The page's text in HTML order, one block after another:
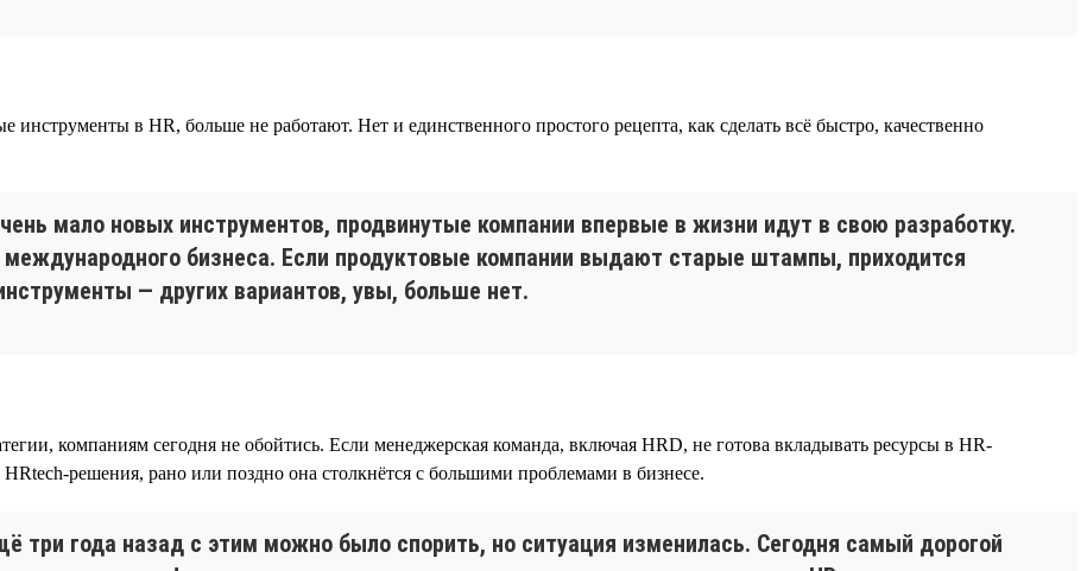
в HR, больше не работают. Нет и единственного простого рецепта, как сделать всё быстро, качественно
мало новых инструментов, продвинутые компании впервые в жизни идут в свою разработку.
международного бизнеса. Если продуктовые компании выдают старые штампы, приходится
— других вариантов, увы, больше нет.
компаниям сегодня не обойтись. Если менеджерская команда, включая HRD, не готова вкладывать ресурсы в HR-
решения, рано или поздно она столкнётся с большими проблемами в бизнесе.
три года назад с этим можно было спорить, но ситуация изменилась. Сегодня самый дорогой